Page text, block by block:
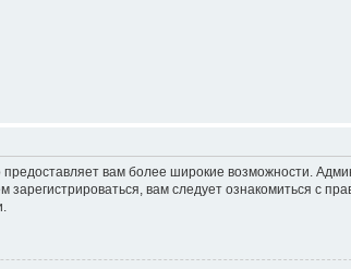
вам более широкие возможности.
вам следует ознакомиться с